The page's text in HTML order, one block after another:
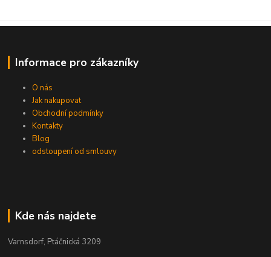
Informace pro zákazníky
O nás
Jak nakupovat
Obchodní podmínky
Kontakty
Blog
odstoupení od smlouvy
Kde nás najdete
Varnsdorf, Ptáčnická 3209